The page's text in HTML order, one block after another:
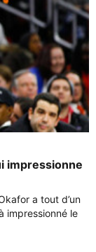
impressionne
a tout d’un
impressionné le